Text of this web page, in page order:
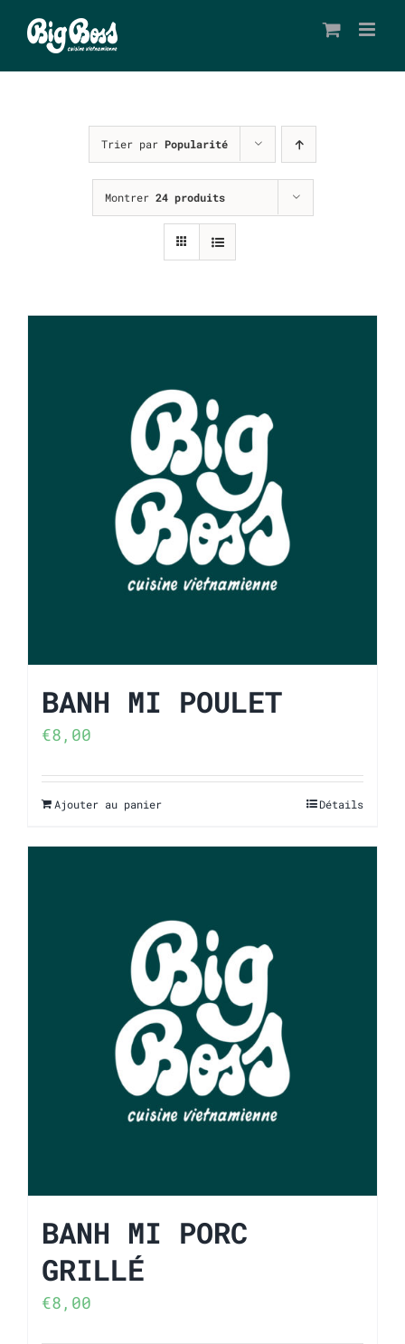
Trier par Popularité
Montrer 24 produits
BANH MI POULET
€8,00
Ajouter au panier Détails
BANH MI PORC
GRILLÉ
€8,00